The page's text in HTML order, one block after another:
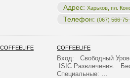
Адрес: Харьков, пл.
Телефон: (067) 566-
COFFEELIFE
Вход: Свободный
ISIC Развлечения:
Специальные: …